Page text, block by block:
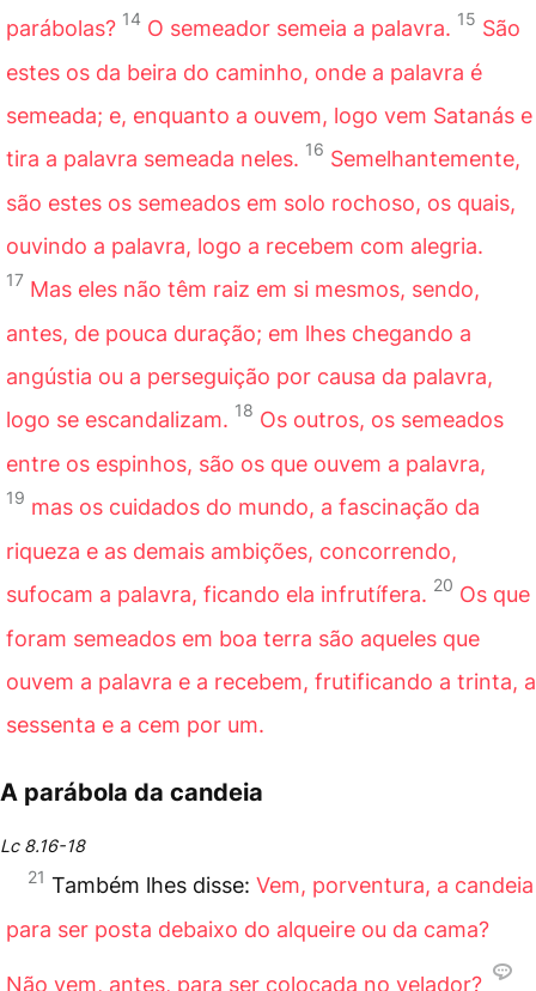
parábolas? 14 O semeador semeia a palavra. 15 São
estes os da beira do caminho, onde a palavra é
semeada; e, enquanto a ouvem, logo vem Satanás e
tira a palavra semeada neles. 16 Semelhantemente,
são estes os semeados em solo rochoso, os quais,
ouvindo a palavra, logo a recebem com alegria.
17 Mas eles não têm raiz em si mesmos, sendo,
antes, de pouca duração; em lhes chegando a
angústia ou a perseguição por causa da palavra,
logo se escandalizam. 18 Os outros, os semeados
entre os espinhos, são os que ouvem a palavra,
19 mas os cuidados do mundo, a fascinação da
riqueza e as demais ambições, concorrendo,
sufocam a palavra, ficando ela infrutífera. 20 Os que
foram semeados em boa terra são aqueles que
ouvem a palavra e a recebem, frutificando a trinta, a
sessenta e a cem por um.
A parábola da candeia
Lc 8.16-18
21 Também lhes disse: Vem, porventura, a candeia
para ser posta debaixo do alqueire ou da cama?
Não vem, antes, para ser colocada no velador?